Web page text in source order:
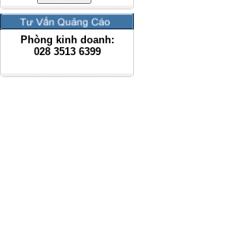
Phòng kinh doanh:
028 3513 6399